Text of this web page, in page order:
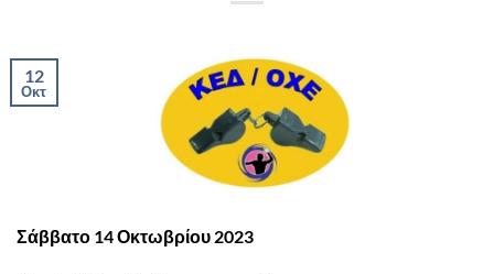
12
Οκτ
Σάββατο 14 Οκτωβρίου 2023